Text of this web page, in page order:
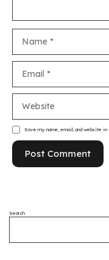
Name
Email
Website
Save my name, email, and website
Search